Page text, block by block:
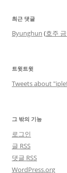
최근 댓글
Byunghun (호주
트윗트윗
Tweets about
그 밖의 기능
로그인
글 RSS
댓글 RSS
WordPress.org